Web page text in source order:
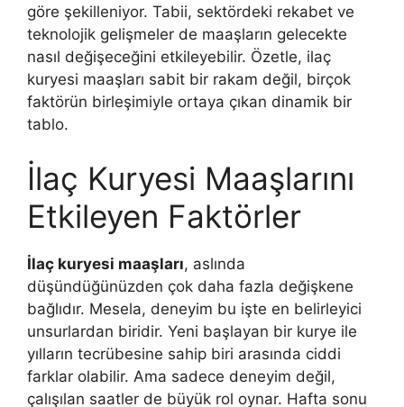
göre şekilleniyor. Tabii, sektördeki rekabet ve
teknolojik gelişmeler de maaşların gelecekte
nasıl değişeceğini etkileyebilir. Özetle, ilaç
kuryesi maaşları sabit bir rakam değil, birçok
faktörün birleşimiyle ortaya çıkan dinamik bir
tablo.
İlaç Kuryesi Maaşlarını
Etkileyen Faktörler
İlaç kuryesi maaşları, aslında
düşündüğünüzden çok daha fazla değişkene
bağlıdır. Mesela, deneyim bu işte en belirleyici
unsurlardan biridir. Yeni başlayan bir kurye ile
yılların tecrübesine sahip biri arasında ciddi
farklar olabilir. Ama sadece deneyim değil,
çalışılan saatler de büyük rol oynar. Hafta sonu